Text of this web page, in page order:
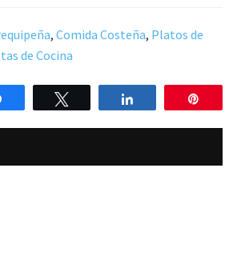
,Comida Costeña, Platos de
de Cocina
Compartir Compartir